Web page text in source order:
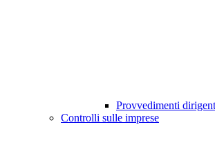
Provvedimenti
Controlli sulle imprese